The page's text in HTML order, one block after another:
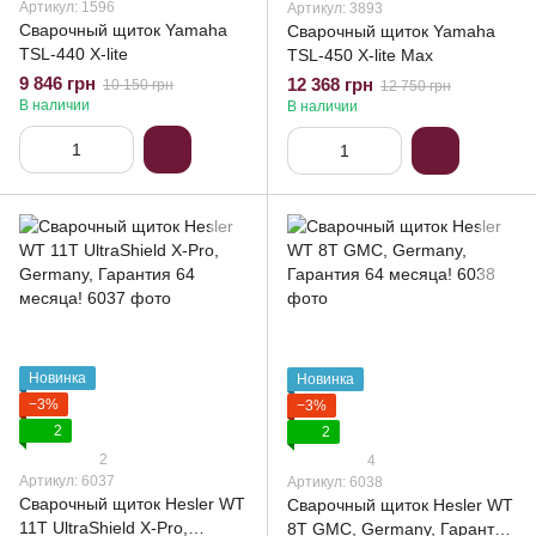
Артикул: 1596
Сварочный щиток Yamaha
TSL-440 X-lite
9 846 грн 10 150 грн
В наличии
Артикул: 3893
Сварочный щиток Yamaha
TSL-450 X-lite Max
12 368 грн 12 750 грн
В наличии
Новинка
−3%
2
2
Артикул: 6037
Сварочный щиток Hesler WT
11T UltraShield X-Pro,
Новинка
−3%
2
4
Артикул: 6038
Сварочный щиток Hesler WT
8T GMC, Germany, Гарантия